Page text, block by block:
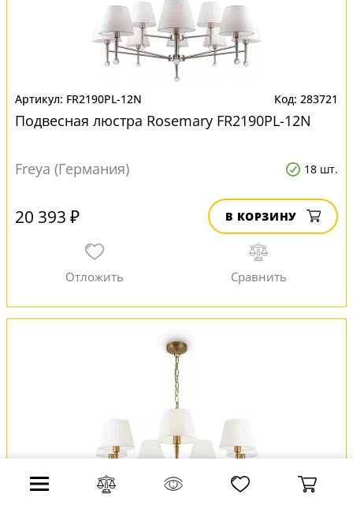
FR2190PL-12N 283721
Подвесная люстра Rosemary FR2190PL-12N
Freya (Германия) 18 шт.
20 393 ₽ В КОРЗИНУ